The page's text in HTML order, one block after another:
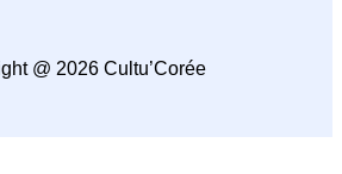
@ 2026 Cultu’Corée